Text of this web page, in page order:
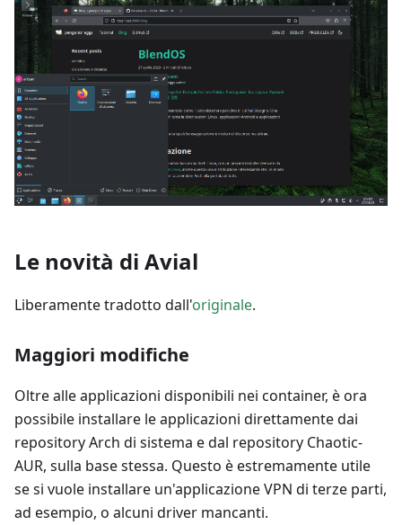
Le novità di Avial
Liberamente tradotto dall'originale.
Maggiori modifiche
Oltre alle applicazioni disponibili nei container, è ora
possibile installare le applicazioni direttamente dai
repository Arch di sistema e dal repository Chaotic-
AUR, sulla base stessa. Questo è estremamente utile
se si vuole installare un'applicazione VPN di terze parti,
ad esempio, o alcuni driver mancanti.